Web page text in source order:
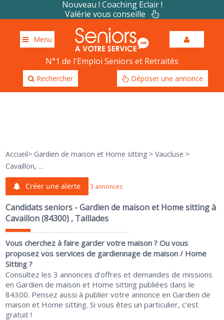
Nouveau ! Coaching Eclair !
Valérie vous conseille
Menu
N°1 de l'Emploi Seniors et Retraités
Rechercher Déposer une annonce
Accueil> Gardien de maison et Home sitting >Vaucluse >
Cavaillon, ...
Créer une alerte 3 annonces
Candidats seniors - Gardien de maison et Home sitting à
Cavaillon (84300) , Taillades
Vous cherchez à faire garder votre maison ? Ou vous
proposez vos services de gardiennage de maison / Home
Sitting ?
Consultez les 3 annonces d’offres et demandes de missions
en Gardien de maison et Home sitting publiées dans le
84300. Pensez aussi à publier votre annonce en Gardien de
maison et Home sitting. Si vous êtes un particulier, c’est
gratuit !